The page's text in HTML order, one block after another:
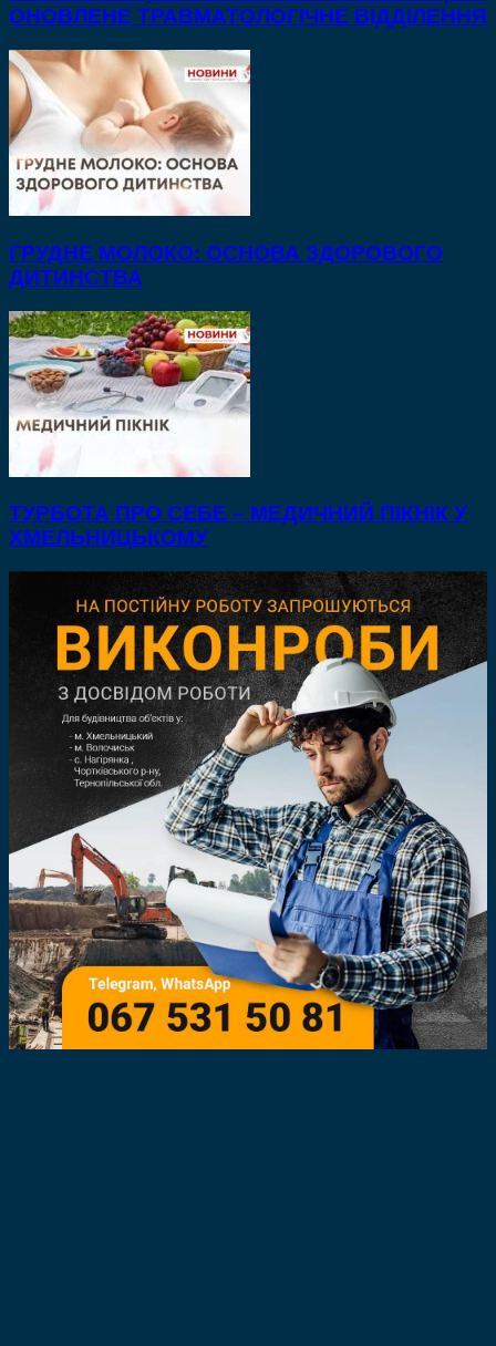
ОНОВЛЕНЕ ТРАВМАТОЛОГІЧНЕ ВІДДІЛЕННЯ
ГРУДНЕ МОЛОКО: ОСНОВА ЗДОРОВОГО
ДИТИНСТВА
ТУРБОТА ПРО СЕБЕ – МЕДИЧНИЙ ПІКНІК У
ХМЕЛЬНИЦЬКОМУ